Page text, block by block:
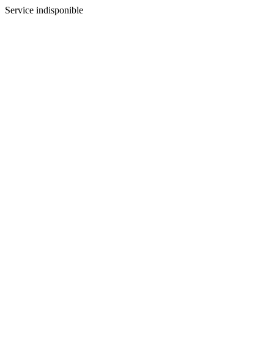
Service indisponible